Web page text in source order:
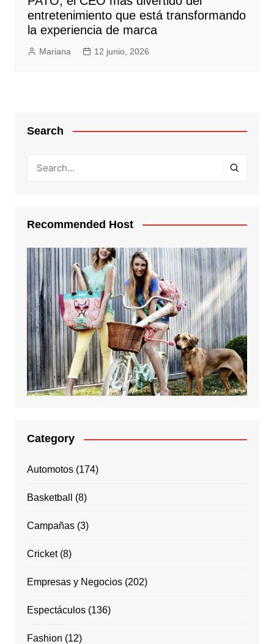
entretenimiento que está transformando
la experiencia de marca
Mariana 12 junio, 2026
Search
Recommended Host
Category
Automotos(174)
Basketball (8)
Campañas(3)
Cricket(8)
Empresas y Negocios(202)
Espectáculos(136)
Fashion (12)